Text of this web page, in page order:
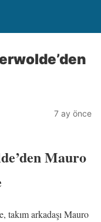
7 ay önce
Mauro
takım arkadaşı Mauro